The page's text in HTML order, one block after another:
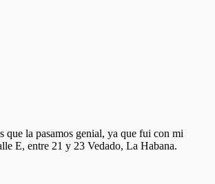
que la pasamos genial, ya que fui con mi
E, entre 21 y 23 Vedado, La Habana.